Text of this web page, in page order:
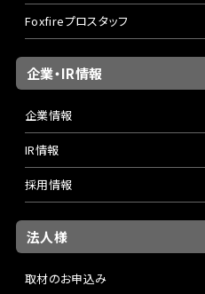
Foxfireプロスタッフ
企業・IR情報
企業情報
IR情報
採用情報
法人様
取材のお申込み